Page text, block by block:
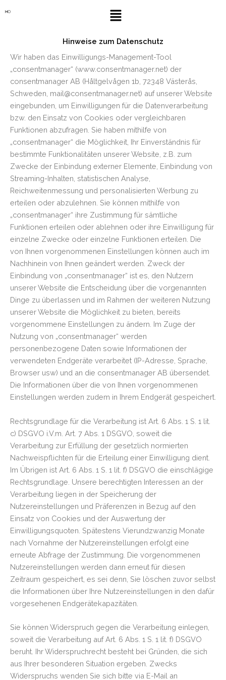
Menü
Hinweise zum Datenschutz
Wir haben das Einwilligungs-Management-Tool
„consentmanager“ (www.consentmanager.net) der
consentmanager AB (Håltgelvågen 1b, 72348 Västerås,
Schweden, mail@consentmanager.net) auf unserer Website
eingebunden, um Einwilligungen für die Datenverarbeitung
bzw. den Einsatz von Cookies oder vergleichbaren
Funktionen abzufragen. Sie haben mithilfe von
„consentmanager“ die Möglichkeit, Ihr Einverständnis für
bestimmte Funktionalitäten unserer Website, z.B. zum
Zwecke der Einbindung externer Elemente, Einbindung von
Streaming-Inhalten, statistischen Analyse,
Reichweitenmessung und personalisierten Werbung zu
erteilen oder abzulehnen. Sie können mithilfe von
„consentmanager“ ihre Zustimmung für sämtliche
Funktionen erteilen oder ablehnen oder ihre Einwilligung für
einzelne Zwecke oder einzelne Funktionen erteilen. Die
von Ihnen vorgenommenen Einstellungen können auch im
Nachhinein von Ihnen geändert werden. Zweck der
Einbindung von „consentmanager“ ist es, den Nutzern
unserer Website die Entscheidung über die vorgenannten
Dinge zu überlassen und im Rahmen der weiteren Nutzung
unserer Website die Möglichkeit zu bieten, bereits
vorgenommene Einstellungen zu ändern. Im Zuge der
Nutzung von „consentmanager“ werden
personenbezogene Daten sowie Informationen der
verwendeten Endgeräte verarbeitet (IP-Adresse, Sprache,
Browser usw) und an die consentmanager AB übersendet.
Die Informationen über die von Ihnen vorgenommenen
Einstellungen werden zudem in Ihrem Endgerät gespeichert.
Rechtsgrundlage für die Verarbeitung ist Art. 6 Abs. 1 S. 1 lit.
c) DSGVO i.V.m. Art. 7 Abs. 1 DSGVO, soweit die
Verarbeitung zur Erfüllung der gesetzlich normierten
Nachweispflichten für die Erteilung einer Einwilligung dient.
Im Übrigen ist Art. 6 Abs. 1 S. 1 lit. f) DSGVO die einschlägige
Rechtsgrundlage. Unsere berechtigten Interessen an der
Verarbeitung liegen in der Speicherung der
Nutzereinstellungen und Präferenzen in Bezug auf den
Einsatz von Cookies und der Auswertung der
Einwilligungsquoten. Spätestens Vierundzwanzig Monate
nach Vornahme der Nutzereinstellungen erfolgt eine
erneute Abfrage der Zustimmung. Die vorgenommenen
Nutzereinstellungen werden dann erneut für diesen
Zeitraum gespeichert, es sei denn, Sie löschen zuvor selbst
die Informationen über Ihre Nutzereinstellungen in den dafür
vorgesehenen Endgerätekapazitäten.
Sie können Widerspruch gegen die Verarbeitung einlegen,
soweit die Verarbeitung auf Art. 6 Abs. 1 S. 1 lit. f) DSGVO
beruht. Ihr Widerspruchrecht besteht bei Gründen, die sich
aus Ihrer besonderen Situation ergeben. Zwecks
Widerspruchs wenden Sie sich bitte via E-Mail an